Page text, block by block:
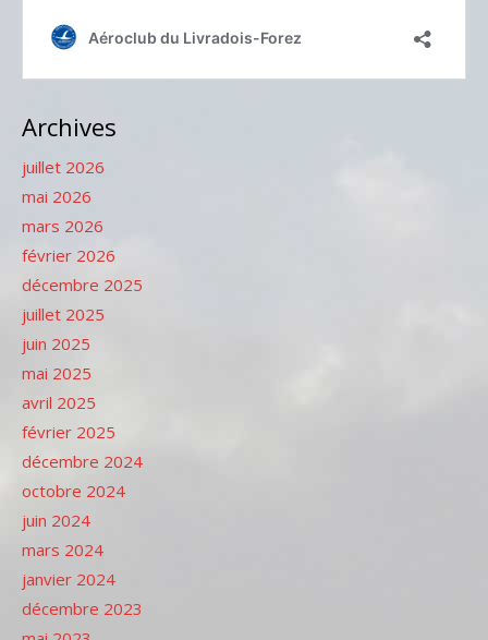
Archives
juillet 2026
mai 2026
mars 2026
février 2026
décembre 2025
juillet 2025
juin 2025
mai 2025
avril 2025
février 2025
décembre 2024
octobre 2024
juin 2024
mars 2024
janvier 2024
décembre 2023